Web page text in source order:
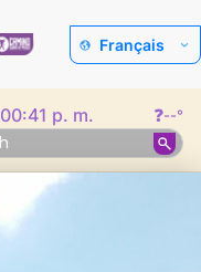
Français
00:41 p. m. ❓--°